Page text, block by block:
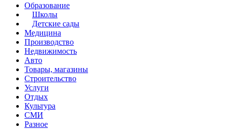
Образование
Школы
Детские сады
Медицина
Производство
Недвижимость
Авто
Товары, магазины
Строительство
Услуги
Отдых
Культура
СМИ
Разное